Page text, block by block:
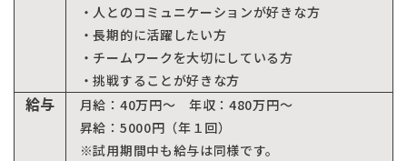
・人とのコミュニケーションが好きな方
・長期的に活躍したい方
・チームワークを大切にしている方
・挑戦することが好きな方
給与
月給：40万円～ 年収：480万円～
昇給：5000円（年１回）
※試用期間中も給与は同様です。